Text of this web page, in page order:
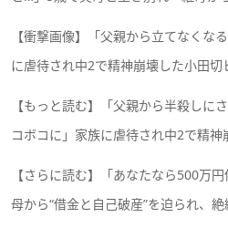
【衝撃画像】「父親から立てなくな
に虐待され中2で精神崩壊した小田切
【もっと読む】「父親から半殺しに
コボコに」家族に虐待され中2で精神
【さらに読む】「あなたなら500万
母から“借金と自己破産”を迫られ、